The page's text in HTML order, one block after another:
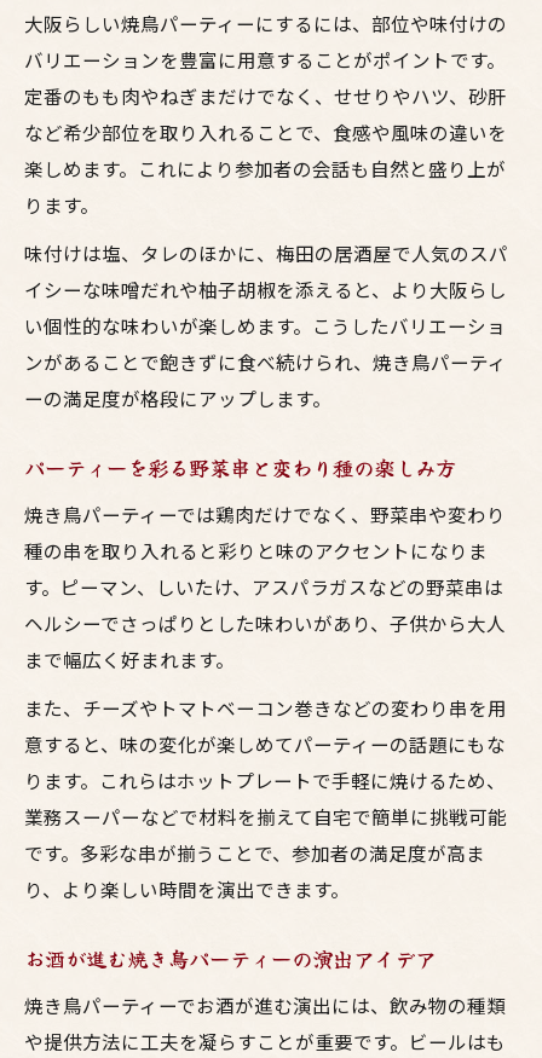
業務スーパー食材で焼鳥とお酒をお得に楽
しむ
居酒屋定番の鳥料理を業務スーパーで簡単
再現
大阪風焼き鳥とお酒で華やかパーティー実
業務スーパー活用術でパーティーを充実さ
せる方法
お酒に合う焼鳥アレンジで満足度アップ
子供も喜ぶ野菜入り変わり種串アイデア
焼き鳥パーティーを彩る野菜入り串の工夫
お酒と一緒に味わうユニークな焼鳥具材提
案
居酒屋気分で野菜多めの串焼きを楽しむ方
法
デア
大阪らしい焼鳥パーティーにするには、部位や味付けの
バリエーションを豊富に用意することがポイントです。
定番のもも肉やねぎまだけでなく、せせりやハツ、砂肝
など希少部位を取り入れることで、食感や風味の違いを
楽しめます。これにより参加者の会話も自然と盛り上が
ります。
味付けは塩、タレのほかに、梅田の居酒屋で人気のスパ
イシーな味噌だれや柚子胡椒を添えると、より大阪らし
い個性的な味わいが楽しめます。こうしたバリエーショ
ンがあることで飽きずに食べ続けられ、焼き鳥パーティ
ーの満足度が格段にアップします。
パーティーを彩る野菜串と変わり種の楽しみ方
焼き鳥パーティーでは鶏肉だけでなく、野菜串や変わり
種の串を取り入れると彩りと味のアクセントになりま
す。ピーマン、しいたけ、アスパラガスなどの野菜串は
ヘルシーでさっぱりとした味わいがあり、子供から大人
まで幅広く好まれます。
また、チーズやトマトベーコン巻きなどの変わり串を用
意すると、味の変化が楽しめてパーティーの話題にもな
ります。これらはホットプレートで手軽に焼けるため、
業務スーパーなどで材料を揃えて自宅で簡単に挑戦可能
です。多彩な串が揃うことで、参加者の満足度が高ま
り、より楽しい時間を演出できます。
お酒が進む焼き鳥パーティーの演出アイデア
焼き鳥パーティーでお酒が進む演出には、飲み物の種類
や提供方法に工夫を凝らすことが重要です。ビールはも